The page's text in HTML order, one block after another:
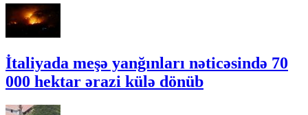
İtaliyada meşə yanğınları nəticəsində 70
000 hektar ərazi külə dönüb